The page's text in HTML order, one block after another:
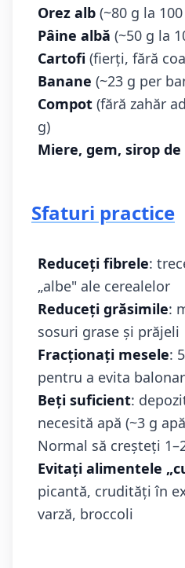
Orez alb (~80 g la
Pâine albă (~50 g la
Cartofi (fierți, fără
Banane (~23 g per
Compot (fără zahăr
g)
Miere, gem, sirop
Sfaturi practice
Reduceți fibrele:
„albe" ale cerealelor
Reduceți grăsimile:
sosuri grase și prăjeli
Fracționați mesele:
pentru a evita
Beți suficient:
necesită apă (~3 g
Normal să creșteți
Evitați alimentele
picantă, crudități în
varză, broccoli